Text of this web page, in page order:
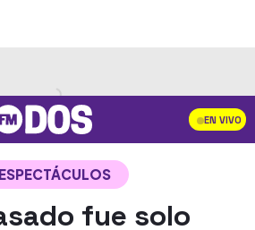
EN VIVO
ESPECTÁCULOS
fue solo